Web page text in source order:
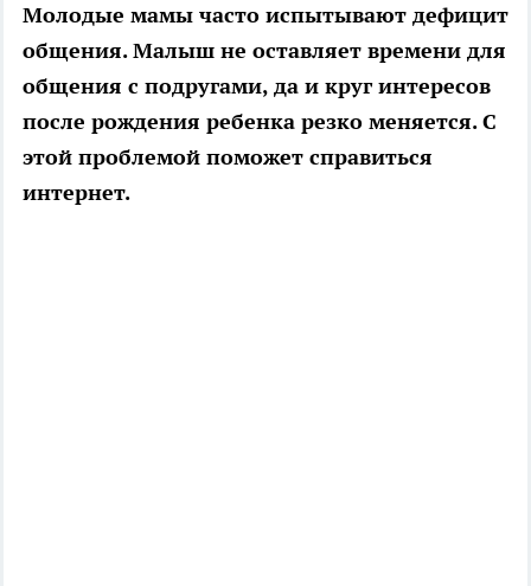
Молодые мамы часто испытывают дефицит
общения. Малыш не оставляет времени для
общения с подругами, да и круг интересов
после рождения ребенка резко меняется. С
этой проблемой поможет справиться
интернет.